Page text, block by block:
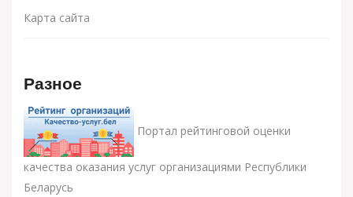
Карта сайта
Разное
Портал рейтинговой оценки
качества оказания услуг организациями Республики
Беларусь